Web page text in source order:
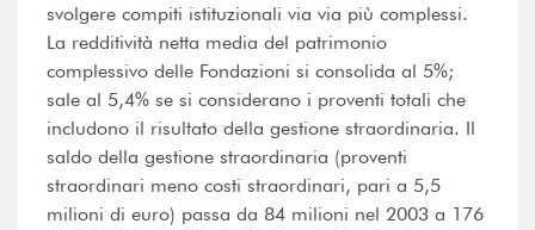
svolgere compiti istituzionali via via più complessi.
La redditività netta media del patrimonio
complessivo delle Fondazioni si consolida al 5%;
sale al 5,4% se si considerano i proventi totali che
includono il risultato della gestione straordinaria. Il
saldo della gestione straordinaria (proventi
straordinari meno costi straordinari, pari a 5,5
milioni di euro) passa da 84 milioni nel 2003 a 176